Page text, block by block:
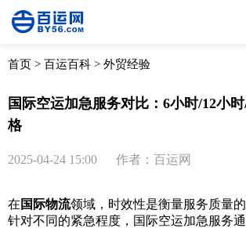
全部 物流资讯
首页 > 百运百科 > 外贸经验
国际空运加急服务对比：6小时/12小
格
2025-04-24 15:00 作者：百运网
在 国际物流领域，时效性是衡量服务质量的
针对不同的紧急程度，国际空运加急服务